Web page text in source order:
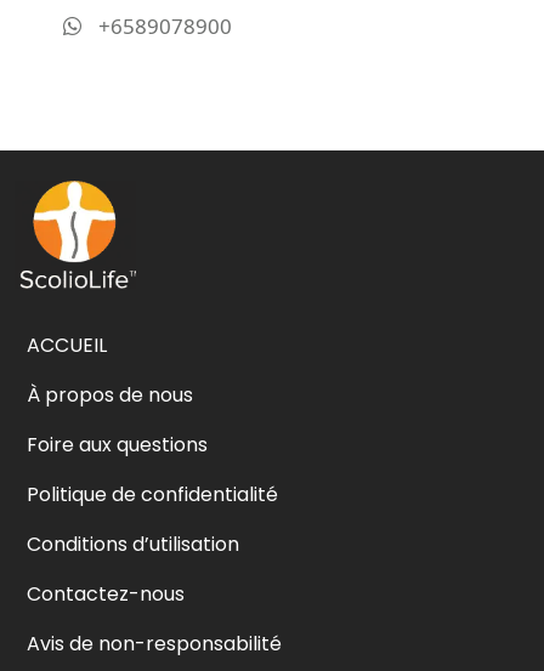
+6589078900
ACCUEIL
À propos de nous
Foire aux questions
Politique de confidentialité
Conditions d’utilisation
Contactez-nous
Avis de non-responsabilité